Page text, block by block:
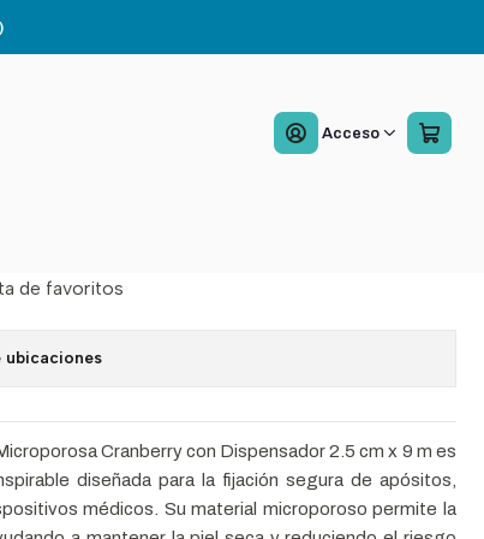
Acceso
Papel
+ Disp 2.5cmx9m
de favoritos
Cranberry con Dispensador 2.5 cm x 9 m es
diseñada para la fijación segura de apósitos,
médicos. Su material microporoso permite la